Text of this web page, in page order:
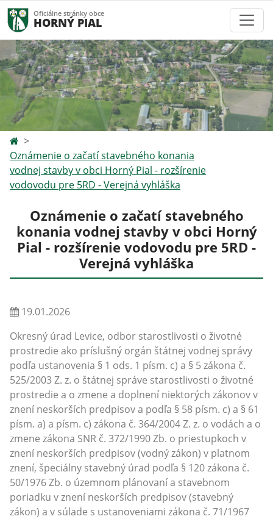
Oficiálne stránky obce
HORNÝ PIAL
Oznámenie o začatí stavebného konania
vodnej stavby v obci Horný Pial - rozšírenie
vodovodu pre 5RD - Verejná vyhláška
Oznámenie o začatí stavebného
konania vodnej stavby v obci Horný
Pial - rozšírenie vodovodu pre 5RD -
Verejná vyhláška
19.01.2026
Okresný úrad Levice, odbor starostlivosti o životné
prostredie ako príslušný orgán štátnej vodnej správy
podľa ustanovenia § 1 ods. 1 písm. c) a § 5 zákona č.
525/2003 Z. z. o štátnej správe starostlivosti o životné
prostredie a o zmene a doplnení niektorých zákonov v
znení neskorších predpisov a podľa § 58 písm. c) a § 61
písm. a) a písm. c) zákona č. 364/2004 Z. z. o vodách a o
zmene zákona SNR č. 372/1990 Zb. o priestupkoch v
znení neskorších predpisov (vodný zákon) v platnom
znení, špeciálny stavebný úrad podľa § 120 zákona č.
50/1976 Zb. o územnom plánovaní a stavebnom
poriadku v znení neskorších predpisov (stavebný
zákon) a v súlade s ustanoveniami zákona č. 71/1967